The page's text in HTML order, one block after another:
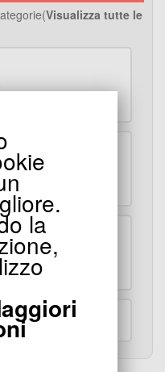
Visualizza tutte le
la